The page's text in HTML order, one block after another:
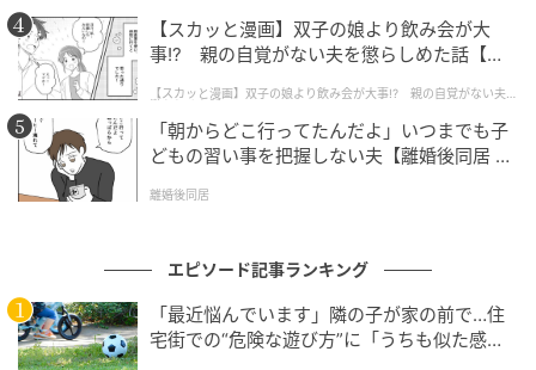
でシェアしませんか？【2分で完了・匿名】
次の記事
#1 子どもの実名と顔を晒すママ、大丈夫か
な？なんて心配していたら。
【スカッと漫画】双子の娘より飲み会が大
事!? 親の自覚がない夫を懲らしめた話【第1
【スカッと漫画】双子の娘より飲み会が大事!? 親の自覚がない夫を
懲らしめた話
「朝からどこ行ってたんだよ」いつまでも子
どもの習い事を把握しない夫【離婚後同居 Vo
離婚後同居
エピソード記事ランキング
「最近悩んでいます」隣の子が家の前で…住
宅街での“危険な遊び方”に「うちも似た感